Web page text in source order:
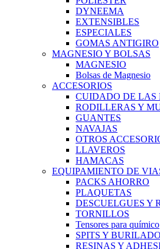
DYNEEMA
EXTENSIBLES
ESPECIALES
GOMAS ANTIGIRO
MAGNESIO Y BOLSAS
MAGNESIO
Bolsas de Magnesio
ACCESORIOS
CUIDADO DE LAS
RODILLERAS Y
GUANTES
NAVAJAS
OTROS
LLAVEROS
HAMACAS
EQUIPAMIENTO DE
PACKS AHORRO
PLAQUETAS
DESCUELGUES Y
TORNILLOS
Tensores para químico
SPITS Y
RESINAS Y